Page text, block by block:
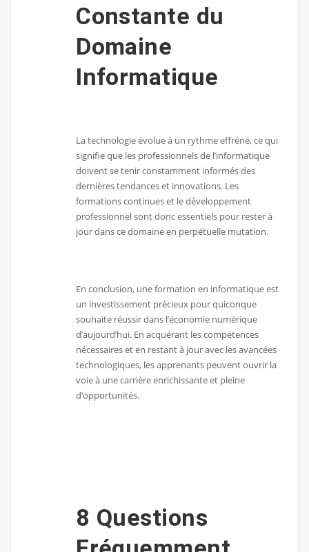
Constante du
Domaine
Informatique
La technologie évolue à un rythme effréné, ce qui
signifie que les professionnels de l’informatique
doivent se tenir constamment informés des
dernières tendances et innovations. Les
formations continues et le développement
professionnel sont donc essentiels pour rester à
jour dans ce domaine en perpétuelle mutation.
En conclusion, une formation en informatique est
un investissement précieux pour quiconque
souhaite réussir dans l’économie numérique
d’aujourd’hui. En acquérant les compétences
nécessaires et en restant à jour avec les avancées
technologiques, les apprenants peuvent ouvrir la
voie à une carrière enrichissante et pleine
d’opportunités.
8 Questions